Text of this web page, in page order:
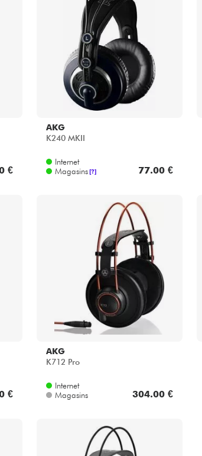
€
AKG
K240 MKII
Internet
Magasins [?] 77.00 €
€
AKG
K712 Pro
Internet
Magasins
304.00 €